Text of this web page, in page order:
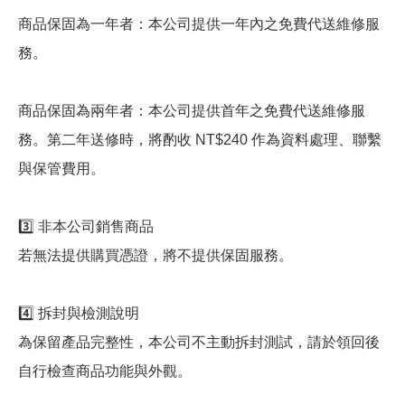
商品保固為一年者：本公司提供一年內之免費代送維修服
務。
商品保固為兩年者：本公司提供首年之免費代送維修服
務。第二年送修時，將酌收 NT$240 作為資料處理、聯繫
與保管費用。
3️⃣ 非本公司銷售商品
若無法提供購買憑證，將不提供保固服務。
4️⃣ 拆封與檢測說明
為保留產品完整性，本公司不主動拆封測試，請於領回後
自行檢查商品功能與外觀。